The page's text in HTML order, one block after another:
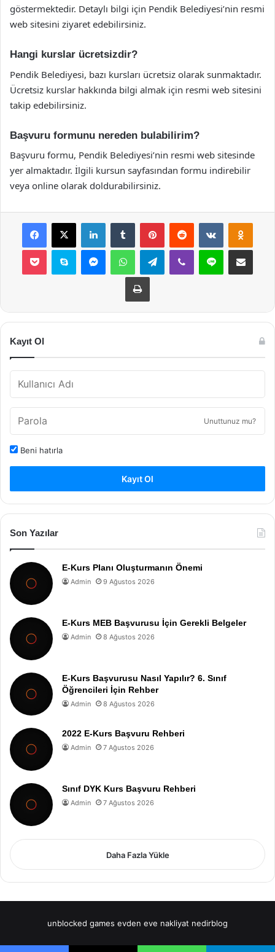
göstermektedir. Detaylı bilgi için Pendik Belediyesi’nin resmi
web sitesini ziyaret edebilirsiniz.
Hangi kurslar ücretsizdir?
Pendik Belediyesi, bazı kursları ücretsiz olarak sunmaktadır.
Ücretsiz kurslar hakkında bilgi almak için resmi web sitesini
takip edebilirsiniz.
Başvuru formunu nereden bulabilirim?
Başvuru formu, Pendik Belediyesi’nin resmi web sitesinde
yer almaktadır. İlgili kursun sayfasından formu indirebilir
veya online olarak doldurabilirsiniz.
Facebook
X LinkedInTumblr PinterestReddit VKontakte
Pocket Skype MessengerWhatsAppTelegramViber Line E-Posta ile
Yazdır
Kayıt Ol
Unuttunuz mu?
Beni hatırla
Kayıt Ol
Son Yazılar
E-Kurs Planı Oluşturmanın Önemi
Admin 9 Ağustos 2026
E-Kurs MEB Başvurusu İçin Gerekli Belgeler
Admin 8 Ağustos 2026
E-Kurs Başvurusu Nasıl Yapılır? 6. Sınıf
Öğrencileri İçin Rehber
Admin 8 Ağustos 2026
2022 E-Kurs Başvuru Rehberi
Admin 7 Ağustos 2026
Sınıf DYK Kurs Başvuru Rehberi
Admin 7 Ağustos 2026
Daha Fazla Yükle
unblocked games evden eve nakliyat nedirblog